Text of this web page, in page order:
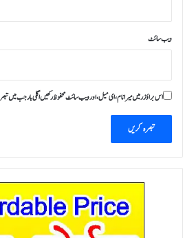
ویب‌ سائٹ
اس براؤزر میں میرا نام، ای میل، اور ویب سائٹ محفوظ رکھیں اگلی بار جب میں